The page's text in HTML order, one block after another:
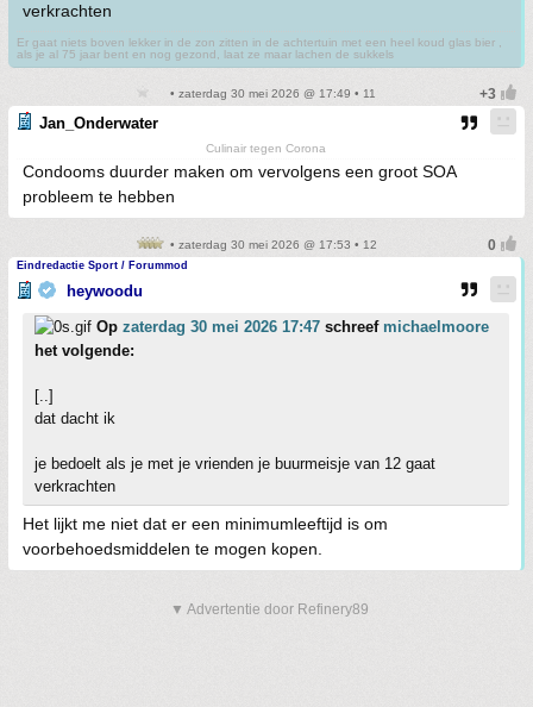
verkrachten
Er gaat niets boven lekker in de zon zitten in de achtertuin met een heel koud glas bier ,
als je al 75 jaar bent en nog gezond, laat ze maar lachen de sukkels
• zaterdag 30 mei 2026 @ 17:49 • 11
Jan_Onderwater
Culinair tegen Corona
Condooms duurder maken om vervolgens een groot SOA
probleem te hebben
• zaterdag 30 mei 2026 @ 17:53 • 12
Eindredactie Sport / Forummod
heywoodu
Op zaterdag 30 mei 2026 17:47 schreef michaelmoore
het volgende:
[..]
dat dacht ik
je bedoelt als je met je vrienden je buurmeisje van 12 gaat
verkrachten
Het lijkt me niet dat er een minimumleeftijd is om
voorbehoedsmiddelen te mogen kopen.
▼ Advertentie door Refinery89